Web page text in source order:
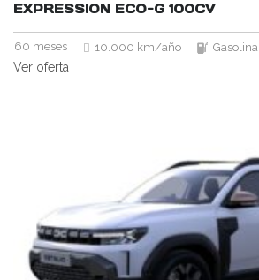
EXPRESSION ECO-G 100CV
60 meses 10.000 km/año Gasolina
Ver oferta